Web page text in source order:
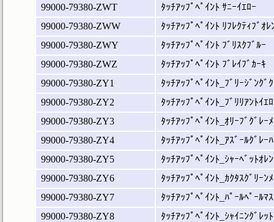
99000-79380-ZWT
ﾀｯﾁｱｯﾌﾟﾍﾟｲﾝﾄ ｻﾆｰｲｴﾛｰ
99000-79380-ZWW
ﾀｯﾁｱｯﾌﾟﾍﾟｲﾝﾄ ﾘﾌﾚｸﾃｨﾌﾞｵﾚ
99000-79380-ZWY
ﾀｯﾁｱｯﾌﾟﾍﾟｲﾝﾄ ﾌﾞﾘｽｸﾌﾞﾙｰ
99000-79380-ZWZ
ﾀｯﾁｱｯﾌﾟﾍﾟｲﾝﾄ ﾌﾞﾚｲﾌﾞｶｰｷ
99000-79380-ZY1
ﾀｯﾁｱｯﾌﾟﾍﾟｲﾝﾄ_ﾌﾞﾘｰｼﾞﾝｸﾞ
99000-79380-ZY2
ﾀｯﾁｱｯﾌﾟﾍﾟｲﾝﾄ_ﾌﾞﾘﾘｱﾝﾄｲｴ
99000-79380-ZY3
ﾀｯﾁｱｯﾌﾟﾍﾟｲﾝﾄ_ｵﾘｰﾌﾞｸﾞﾚｰ
99000-79380-ZY4
ﾀｯﾁｱｯﾌﾟﾍﾟｲﾝﾄ_ｱｽﾞｰﾙｸﾞﾚｰ
99000-79380-ZY5
ﾀｯﾁｱｯﾌﾟﾍﾟｲﾝﾄ_ｼｬｰﾍﾞｯﾄｵﾚ
99000-79380-ZY6
ﾀｯﾁｱｯﾌﾟﾍﾟｲﾝﾄ_ｶｸﾀｽｸﾞﾘｰﾝ
99000-79380-ZY7
ﾀｯﾁｱｯﾌﾟﾍﾟｲﾝﾄ_ﾊﾟｰﾙﾍﾟｰﾙﾏ
99000-79380-ZY8
ﾀｯﾁｱｯﾌﾟﾍﾟｲﾝﾄ_ｼｬｲﾆﾝｸﾞﾚｯ